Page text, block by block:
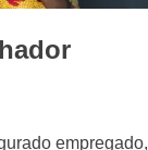
empregado,